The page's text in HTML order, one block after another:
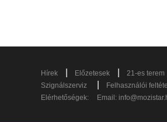
Hírek Előzetesek
21-es terem
Szignálszerviz
Felhasználói
Elérhetőségek:
Email: